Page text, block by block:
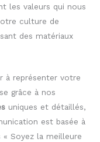
les valeurs qui nous
culture de
des matériaux
à représenter votre
grâce à nos
uniques et détaillés,
est basée à
Soyez la meilleure